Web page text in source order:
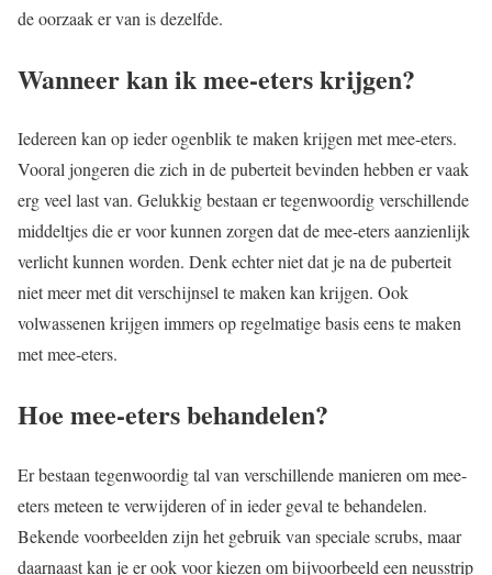
de oorzaak er van is dezelfde.
Wanneer kan ik mee-eters krijgen?
Iedereen kan op ieder ogenblik te maken krijgen met mee-eters.
Vooral jongeren die zich in de puberteit bevinden hebben er vaak
erg veel last van. Gelukkig bestaan er tegenwoordig verschillende
middeltjes die er voor kunnen zorgen dat de mee-eters aanzienlijk
verlicht kunnen worden. Denk echter niet dat je na de puberteit
niet meer met dit verschijnsel te maken kan krijgen. Ook
volwassenen krijgen immers op regelmatige basis eens te maken
met mee-eters.
Hoe mee-eters behandelen?
Er bestaan tegenwoordig tal van verschillende manieren om mee-
eters meteen te verwijderen of in ieder geval te behandelen.
Bekende voorbeelden zijn het gebruik van speciale scrubs, maar
daarnaast kan je er ook voor kiezen om bijvoorbeeld een neusstrip